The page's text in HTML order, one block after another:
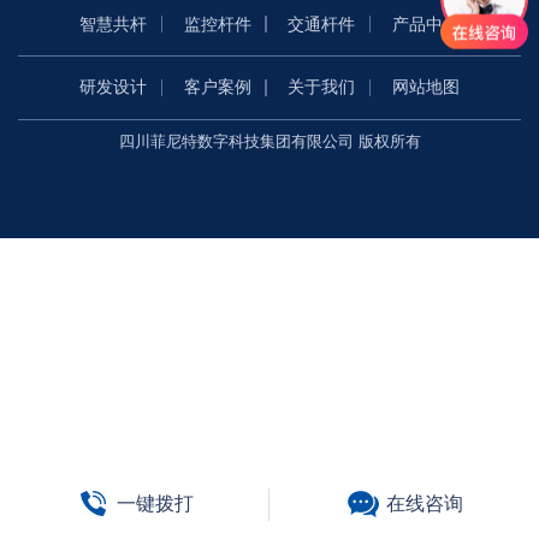
智慧共杆 监控杆件 交通杆件 产品中心
研发设计 客户案例 关于我们 网站地图
四川菲尼特数字科技集团有限公司 版权所有
一键拨打 在线咨询